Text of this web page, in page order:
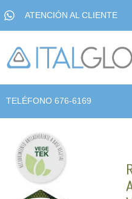
ATENCIÓN AL CLIENTE
TELÉFONO 676-6169